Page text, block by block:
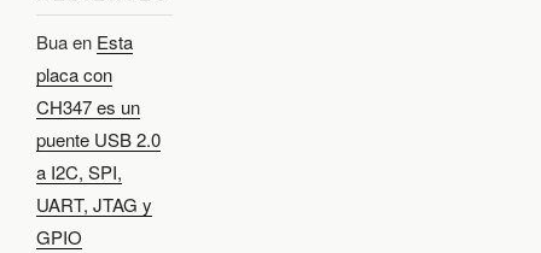
Buaen Esta
placa con
CH347 es un
puente USB 2.0
a I2C, SPI,
UART, JTAG y
GPIO